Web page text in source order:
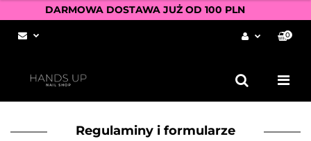
DARMOWA DOSTAWA JUŻ OD 100 PLN
Zarejestruj się
Dodaj zgłoszenie
0
Regulaminy i formularze